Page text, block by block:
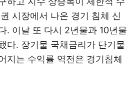
시장에서 나온 경기 침체 신
. 이날 또 다시 2년물과 10년물
다. 장기물 국채금리가 단기물
지는 수익률 역전은 경기침체